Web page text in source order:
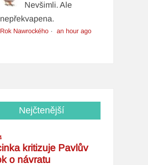
Nevšimli. Ale
nepřekvapena.
Rok Nawrockého ·an hour ago
Nejčtenější